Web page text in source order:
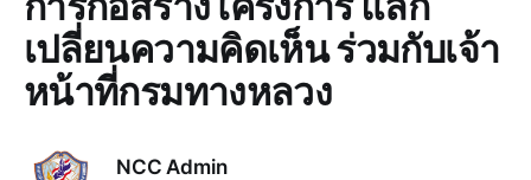
เปลี่ยนความคิดเห็น ร่วมกับเจ้า
หน้าที่กรมทางหลวง
NCC Admin